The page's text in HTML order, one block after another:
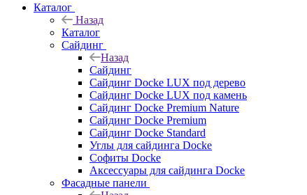
Каталог
Назад
Каталог
Сайдинг
Назад
Сайдинг
Сайдинг Docke LUX под дерево
Сайдинг Docke LUX под камень
Сайдинг Docke Premium Nature
Сайдинг Docke Premium
Сайдинг Docke Standard
Углы для сайдинга Docke
Софиты Docke
Аксессуары для сайдинга Docke
Фасадные панели